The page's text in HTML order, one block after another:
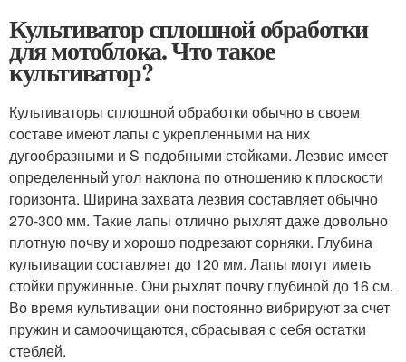
Культиватор сплошной обработки
для мотоблока. Что такое
культиватор?
Культиваторы сплошной обработки обычно в своем
составе имеют лапы с укрепленными на них
дугообразными и S-подобными стойками. Лезвие имеет
определенный угол наклона по отношению к плоскости
горизонта. Ширина захвата лезвия составляет обычно
270-300 мм. Такие лапы отлично рыхлят даже довольно
плотную почву и хорошо подрезают сорняки. Глубина
культивации составляет до 120 мм. Лапы могут иметь
стойки пружинные. Они рыхлят почву глубиной до 16 см.
Во время культивации они постоянно вибрируют за счет
пружин и самоочищаются, сбрасывая с себя остатки
стеблей.